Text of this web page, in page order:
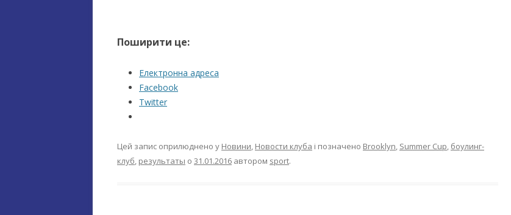
Поширити це:
Електронна адреса
Facebook
Twitter
Цей запис оприлюднено у Новини, Новости клуба і позначено Brooklyn, Summer Cup, боулинг-
клуб, результаты о 31.01.2016 автором sport.